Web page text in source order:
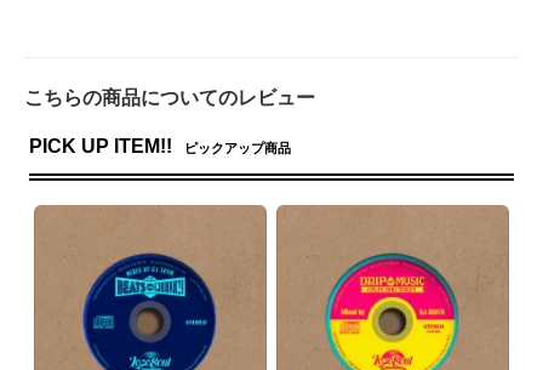
こちらの商品についてのレビュー
PICK UP ITEM!! ピックアップ商品